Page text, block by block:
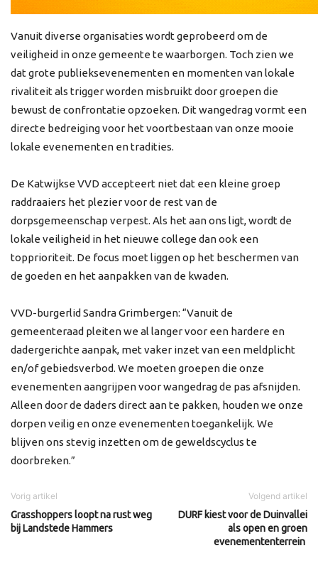
Vanuit diverse organisaties wordt geprobeerd om de
veiligheid in onze gemeente te waarborgen. Toch zien we
dat grote publieksevenementen en momenten van lokale
rivaliteit als trigger worden misbruikt door groepen die
bewust de confrontatie opzoeken. Dit wangedrag vormt een
directe bedreiging voor het voortbestaan van onze mooie
lokale evenementen en tradities.
De Katwijkse VVD accepteert niet dat een kleine groep
raddraaiers het plezier voor de rest van de
dorpsgemeenschap verpest. Als het aan ons ligt, wordt de
lokale veiligheid in het nieuwe college dan ook een
topprioriteit. De focus moet liggen op het beschermen van
de goeden en het aanpakken van de kwaden.
VVD-burgerlid Sandra Grimbergen: “Vanuit de
gemeenteraad pleiten we al langer voor een hardere en
dadergerichte aanpak, met vaker inzet van een meldplicht
en/of gebiedsverbod. We moeten groepen die onze
evenementen aangrijpen voor wangedrag de pas afsnijden.
Alleen door de daders direct aan te pakken, houden we onze
dorpen veilig en onze evenementen toegankelijk. We
blijven ons stevig inzetten om de geweldscyclus te
doorbreken.”
Vorig artikel
Grasshoppers loopt na rust weg
bij Landstede Hammers
Volgend artikel
DURF kiest voor de Duinvallei
als open en groen
evenemententerrein